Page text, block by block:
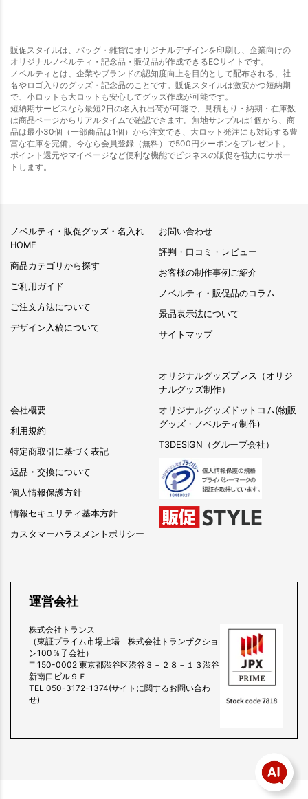
販促スタイルは、バッグ・雑貨にオリジナルデザインを印刷し、企業向けの
オリジナルノベルティ・記念品・販促品が作成できるECサイトです。
ノベルティとは、企業やブランドの認知度向上を目的として配布される、社
名やロゴ入りのグッズ・記念品のことです。販促スタイルは激安かつ短納期
で、小ロットも大ロットも安心してグッズ作成が可能です。
短納期サービスなら最短2日の名入れ出荷が可能で、見積もり・納期・在庫数
は商品ページからリアルタイムで確認できます。無地サンプルは1個から、商
品は最小30個（一部商品は1個）から注文でき、大ロット発注にも対応する豊
富な在庫を完備。今なら会員登録（無料）で500円クーポンをプレゼント。
ポイント還元やマイページなど便利な機能でビジネスの販促を強力にサポー
トします。
ノベルティ・販促グッズ・名入れ
HOME
商品カテゴリから探す
ご利用ガイド
ご注文方法について
デザイン入稿について
会社概要
利用規約
特定商取引に基づく表記
返品・交換について
個人情報保護方針
情報セキュリティ基本方針
カスタマーハラスメントポリシー
お問い合わせ
評判・口コミ・レビュー
お客様の制作事例ご紹介
ノベルティ・販促品のコラム
景品表示法について
サイトマップ
オリジナルグッズプレス（オリジ
ナルグッズ制作）
オリジナルグッズドットコム(物販
グッズ・ノベルティ制作)
T3DESIGN（グループ会社）
運営会社
株式会社トランス
（東証プライム市場上場 株式会社トランザクショ
ン100％子会社）
〒150-0002 東京都渋谷区渋谷３－２８－１３渋谷
新南口ビル９Ｆ
TEL 050-3172-1374(サイトに関するお問い合わ
せ)